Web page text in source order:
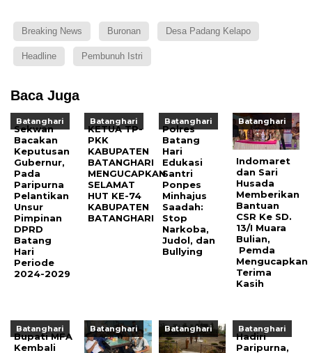
Breaking News Buronan Desa Padang Kelapo
Headline Pembunuh Istri
Baca Juga
Batanghari
Sekwan
Bacakan
Keputusan
Gubernur,
Pada
Paripurna
Pelantikan
Unsur
Pimpinan
DPRD
Batang
Hari
Periode
2024-2029
Batanghari
KETUA TP-
PKK
KABUPATEN
BATANGHARI
MENGUCAPKAN
SELAMAT
HUT KE-74
KABUPATEN
BATANGHARI
Batanghari
Polres
Batang
Hari
Edukasi
Santri
Ponpes
Minhajus
Saadah:
Stop
Narkoba,
Judol, dan
Bullying
Batanghari
Indomaret
dan Sari
Husada
Memberikan
Bantuan
CSR Ke SD.
13/I Muara
Bulian,
Pemda
Mengucapkan
Terima
Kasih
Batanghari
Bupati MFA
Kembali
Batanghari Batanghari Batanghari
Hadiri
Paripurna,